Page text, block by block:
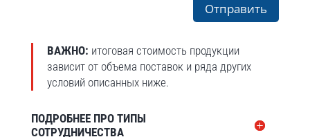
Отправить
ВАЖНО: итоговая стоимость продукции
зависит от объема поставок и ряда других
условий описанных ниже.
ПОДРОБНЕЕ ПРО ТИПЫ
СОТРУДНИЧЕСТВА